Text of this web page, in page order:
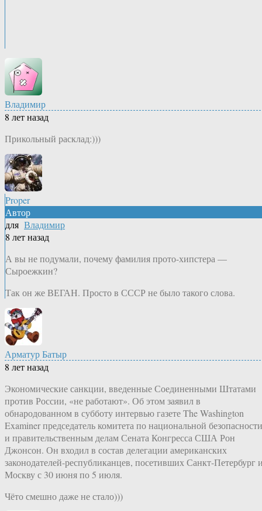
Владимир
8 лет назад
Прикольный расклад:)))
Proper
Автор
для Владимир
8 лет назад
А вы не подумали, почему фамилия прото-хипстера —
Сыроежкин?
Так он же ВЕГАН. Просто в СССР не было такого слова.
Арматур Батыр
8 лет назад
Экономические санкции, введенные Соединенными Штатами
против России, «не работают». Об этом заявил в
обнародованном в субботу интервью газете The Washington
Examiner председатель комитета по национальной безопасности
и правительственным делам Сената Конгресса США Рон
Джонсон. Он входил в состав делегации американских
законодателей-республиканцев, посетивших Санкт-Петербург
Москву с 30 июня по 5 июля.
Чёто смешно даже не стало)))